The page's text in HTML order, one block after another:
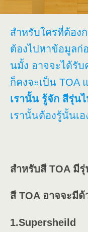
สำหรับใครที่ต้อง
ต้องไปหาข้อมูลก่
นมั้ง อาจจะได้รั
ก็คงจะเป็น TOA
เรานั้น รู้จัก สีรุ่น
เรานั้นต้องรู้นั้นเอ
สำหรับสี TOA มี
สี TOA อาจจะมี
1.Supersheild